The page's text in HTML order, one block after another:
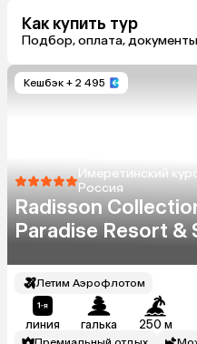
Как купить тур
Подбор, оплата, документы
Кешбэк + 2 495
Имеретинский
Россия
Radisson
Paradise Resort &
Летим Аэрофлотом
линия галька 250 м